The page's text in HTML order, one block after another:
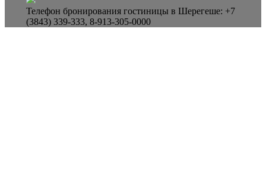
Телефон бронирования гостиницы в Шерегеше: +7
(3843) 339-333, 8-913-305-0000